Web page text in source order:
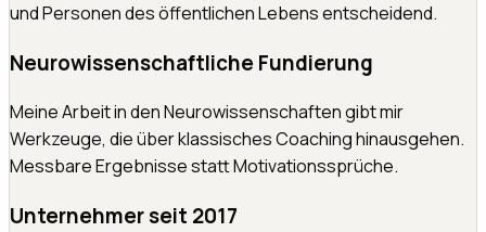
und Personen des öffentlichen Lebens entscheidend.
Neurowissenschaftliche Fundierung
Meine Arbeit in den Neurowissenschaften gibt mir
Werkzeuge, die über klassisches Coaching hinausgehen.
Messbare Ergebnisse statt Motivationssprüche.
Unternehmer seit 2017